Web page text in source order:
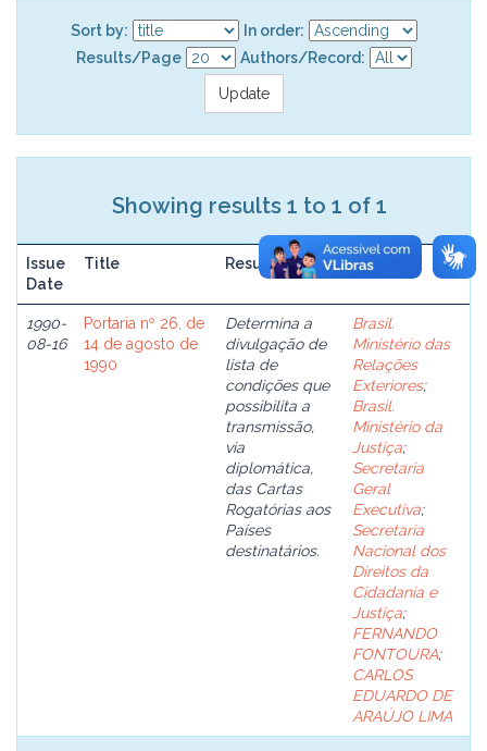
Sort by:
In order:
Results/Page
Authors/Record:
Showing results 1 to 1 of 1
Issue
Date
Title Resume Author(s)
1990-
08-16
Portaria nº 26, de
14 de agosto de
1990
Determina a
divulgação de
lista de
condições que
possibilita a
transmissão,
via
diplomática,
das Cartas
Rogatórias aos
Países
destinatários.
Brasil.
Ministério das
Relações
Exteriores;
Brasil.
Ministério da
Justiça;
Secretaria
Geral
Executiva;
Secretaria
Nacional dos
Direitos da
Cidadania e
Justiça;
FERNANDO
FONTOURA;
CARLOS
EDUARDO DE
ARAÚJO LIMA